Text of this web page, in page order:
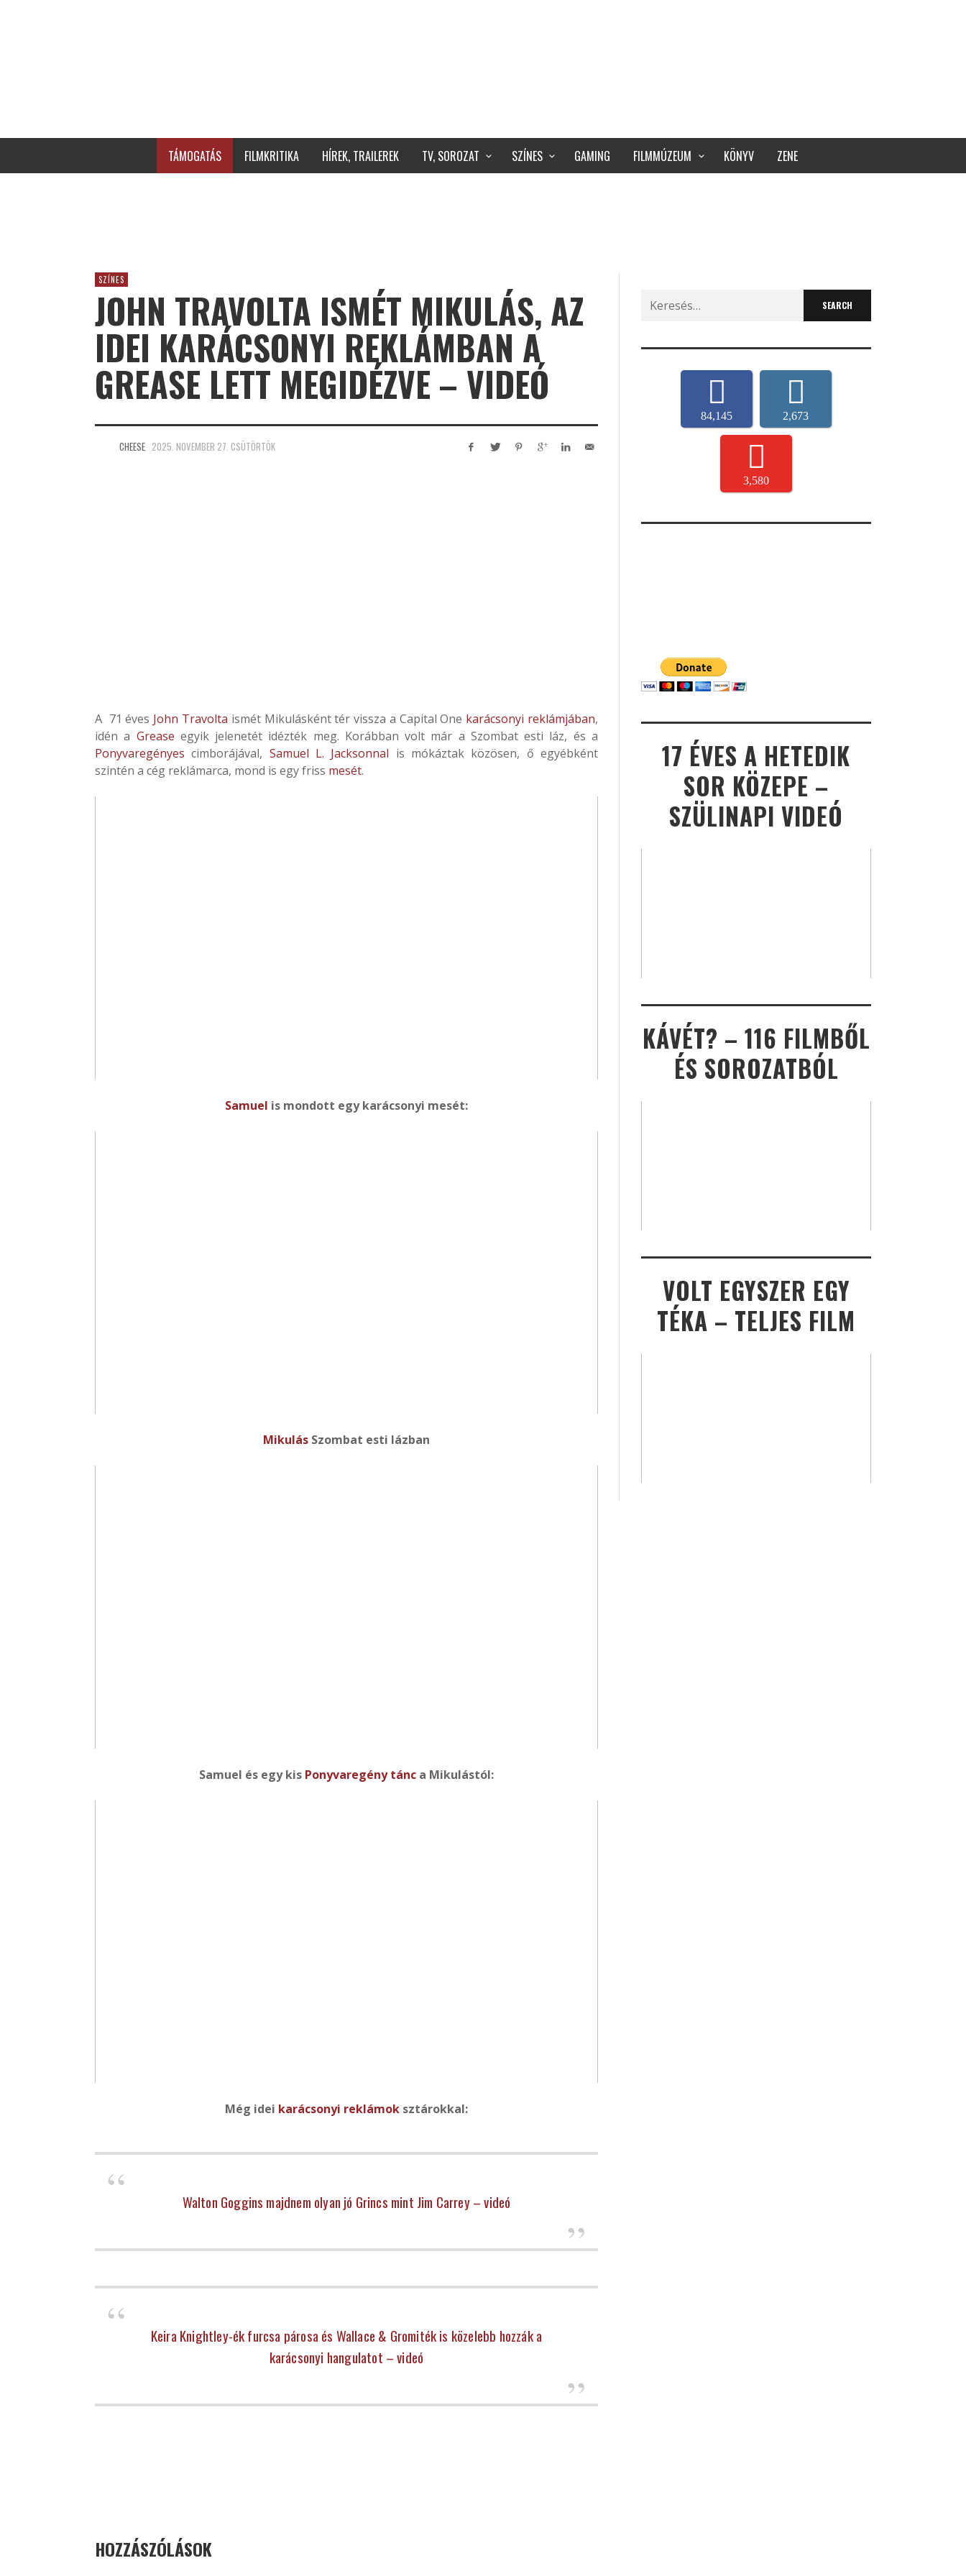
TÁMOGATÁS FILMKRITIKA HÍREK, TRAILEREK TV, SOROZAT SZÍNES GAMING FILMMÚZEUM KÖNYV ZENE
SZÍNES
JOHN TRAVOLTA ISMÉT MIKULÁS, AZ
IDEI KARÁCSONYI REKLÁMBAN A
GREASE LETT MEGIDÉZVE – VIDEÓ
CHEESE 2025. NOVEMBER 27. CSÜTÖRTÖK
A 71 éves John Travolta ismét Mikulásként tér vissza a Capital One karácsonyi reklámjában,
idén a Grease egyik jelenetét idézték meg. Korábban volt már a Szombat esti láz, és a
Ponyvaregényes cimborájával, Samuel L. Jacksonnal is mókáztak közösen, ő egyébként
szintén a cég reklámarca, mond is egy friss mesét.
Samuel is mondott egy karácsonyi mesét:
Mikulás Szombat esti lázban
Samuel és egy kis Ponyvaregény tánc a Mikulástól:
Még idei karácsonyi reklámok sztárokkal:
Walton Goggins majdnem olyan jó Grincs mint Jim Carrey – videó
Keira Knightley-ék furcsa párosa és Wallace & Gromiték is közelebb hozzák a
karácsonyi hangulatot – videó
HOZZÁSZÓLÁSOK
Search
for:
84,145 2,673
3,580
17 ÉVES A HETEDIK
SOR KÖZEPE –
SZÜLINAPI VIDEÓ
KÁVÉT? – 116 FILMBŐL
ÉS SOROZATBÓL
VOLT EGYSZER EGY
TÉKA – TELJES FILM